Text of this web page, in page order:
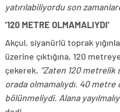
yatırılabiliyordu son
‘120 METRE OLMAMALIYDI’
Akçul, siyanürlü toprak
üzerine çıktığına, 120
çekerek, “Zaten 120 metrelik
orada olmamalıydı. 40 metre
bölünmeliydi. Alana